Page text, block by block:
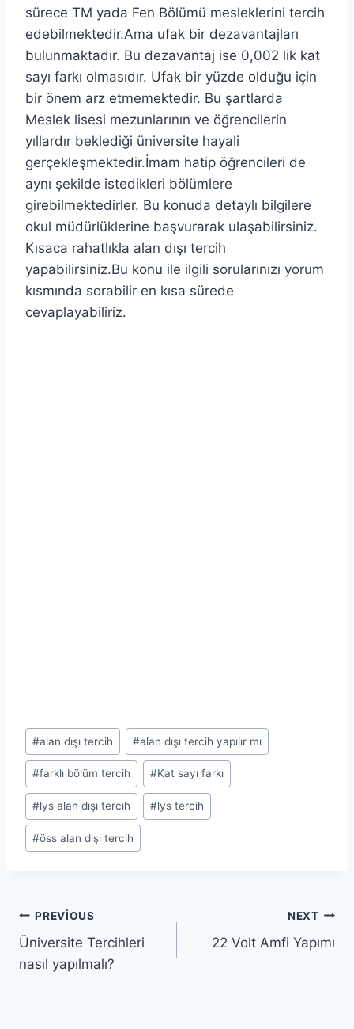
sürece TM yada Fen Bölümü mesleklerini tercih
edebilmektedir.Ama ufak bir dezavantajları
bulunmaktadır. Bu dezavantaj ise 0,002 lik kat
sayı farkı olmasıdır. Ufak bir yüzde olduğu için
bir önem arz etmemektedir. Bu şartlarda
Meslek lisesi mezunlarının ve öğrencilerin
yıllardır beklediği üniversite hayali
gerçekleşmektedir.İmam hatip öğrencileri de
aynı şekilde istedikleri bölümlere
girebilmektedirler. Bu konuda detaylı bilgilere
okul müdürlüklerine başvurarak ulaşabilirsiniz.
Kısaca rahatlıkla alan dışı tercih
yapabilirsiniz.Bu konu ile ilgili sorularınızı yorum
kısmında sorabilir en kısa sürede
cevaplayabiliriz.
Post
Tags:
#alan dışı tercih #alan dışı tercih yapılır mı
#farklı bölüm tercih #Kat sayı farkı
#lys alan dışı tercih #lys tercih
#öss alan dışı tercih
Yazı
gezinmesi
PREVIOUS
Üniversite Tercihleri
nasıl yapılmalı?
NEXT
22 Volt Amfi Yapımı